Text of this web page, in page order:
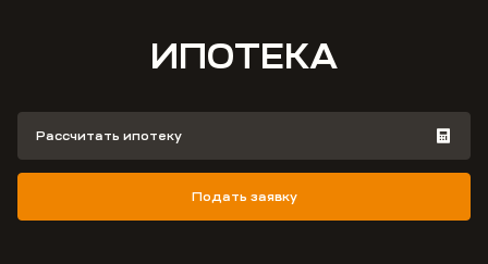
ИПОТЕКА
Подать заявку
Рассчитать ипотеку